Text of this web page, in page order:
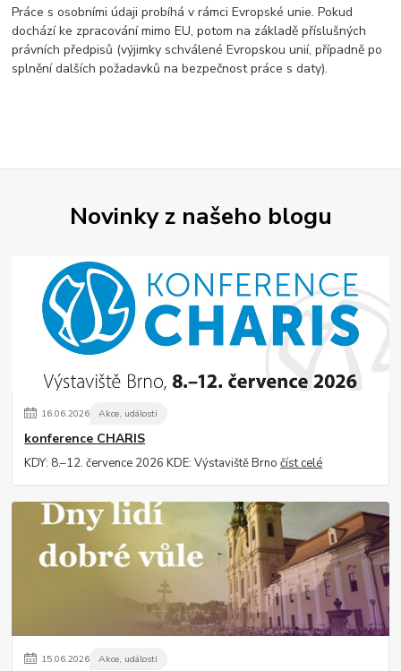
Práce s osobními údaji probíhá v rámci Evropské unie. Pokud
dochází ke zpracování mimo EU, potom na základě příslušných
právních předpisů (výjimky schválené Evropskou unií, případně po
splnění dalších požadavků na bezpečnost práce s daty).
Novinky z našeho blogu
16.06.2026 Akce, události
konference CHARIS
KDY: 8.–12. července 2026 KDE: Výstaviště Brnočíst celé
15.06.2026 Akce, události